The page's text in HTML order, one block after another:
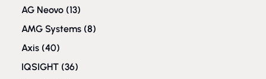
AG Neovo (13)
AMG Systems (8)
Axis (40)
IQSIGHT (36)